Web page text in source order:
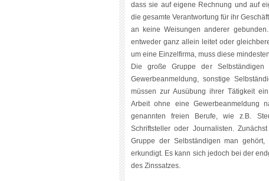
dass sie auf eigene Rechnung und auf
die gesamte Verantwortung für ihr
an keine Weisungen anderer
entweder ganz allein leitet oder
um eine Einzelfirma, muss diese
Die große Gruppe der
Gewerbeanmeldung, sonstige
müssen zur Ausübung ihrer Tätigkeit
Arbeit ohne eine Gewerbeanmeldung
genannten freien Berufe, wie z.B.
Schriftsteller oder Journalisten.
Gruppe der Selbständigen man
erkundigt. Es kann sich jedoch bei der
des Zinssatzes.